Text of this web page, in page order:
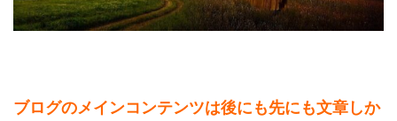
ブログのメインコンテンツは後にも先にも文章しか